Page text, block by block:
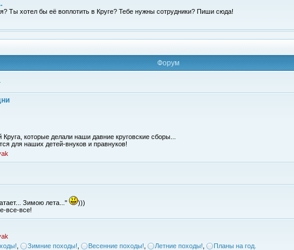
Ты хотел бы её воплотить в Круге? Тебе нужны сотрудники? Пиши сюда!
Форум
которые делали наши давние круговские сборы...
для наших детей-внуков и правнуков!
Зимою лета..."
)))
все-все!
Зимние походы! Весенние походы! Летние походы! Планы на год.